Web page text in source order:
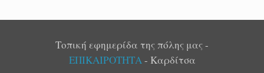
Τοπική εφημερίδα της πόλης μας -
ΕΠΙΚΑΙΡΟΤΗΤΑ- Καρδίτσα